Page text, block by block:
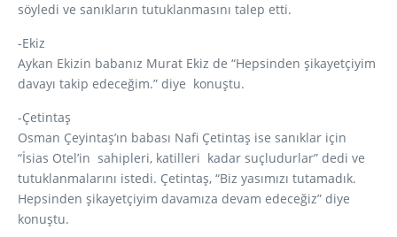
söyledi ve sanıkların tutuklanmasını talep etti.
-Ekiz
Aykan Ekizin babanız Murat Ekiz de “Hepsinden şikayetçiyim
davayı takip edeceğim.” diye konuştu.
-Çetintaş
Osman Çeyintaş’ın babası Nafi Çetintaş ise sanıklar için
“İsias Otel’in sahipleri, katilleri kadar suçludurlar” dedi ve
tutuklanmalarını istedi. Çetintaş, “Biz yasımızı tutamadık.
Hepsinden şikayetçiyim davamıza devam edeceğiz” diye
konuştu.